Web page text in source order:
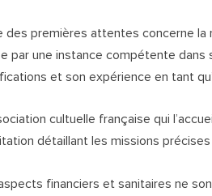
des premières attentes concerne
par une instance compétente dans
et son expérience en tant
cultuelle française qui
détaillant les missions
financiers et sanitaires ne